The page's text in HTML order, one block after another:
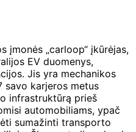
įmonės „carloop“ įkūrėjas,
EV duomenys,
Jis yra mechanikos
savo karjeros metus
infrastruktūrą prieš
automobiliams, ypač
sumažinti transporto